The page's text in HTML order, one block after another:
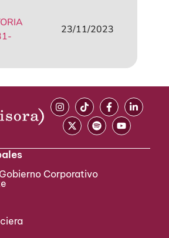
23/11/2023
Corporativo